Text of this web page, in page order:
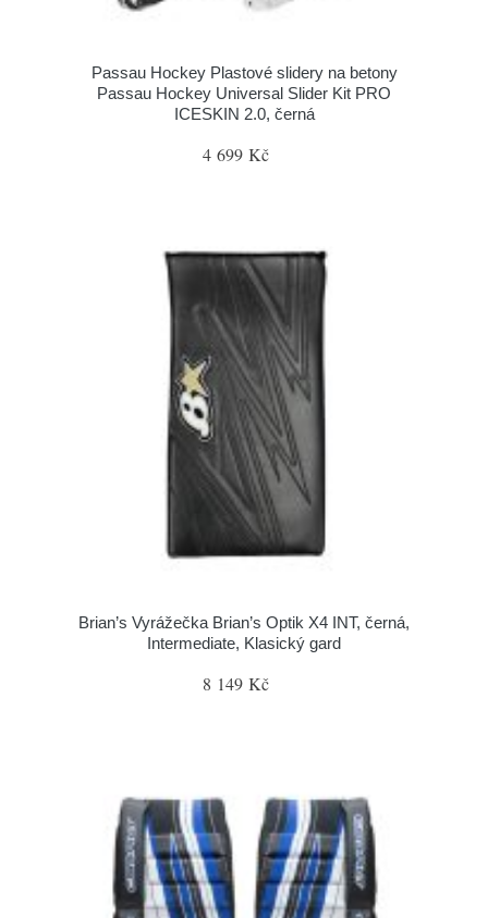
Passau Hockey Plastové slidery na betony
Passau Hockey Universal Slider Kit PRO
ICESKIN 2.0, černá
4 699 Kč
Brian’s Vyrážečka Brian’s Optik X4 INT, černá,
Intermediate, Klasický gard
8 149 Kč